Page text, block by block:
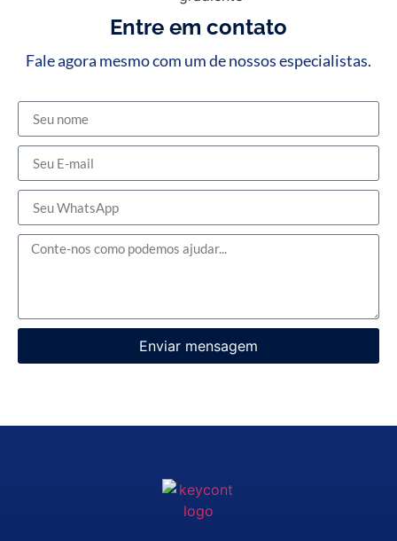
Entre em contato
Fale agora mesmo com um de nossos especialistas.
Enviar mensagem